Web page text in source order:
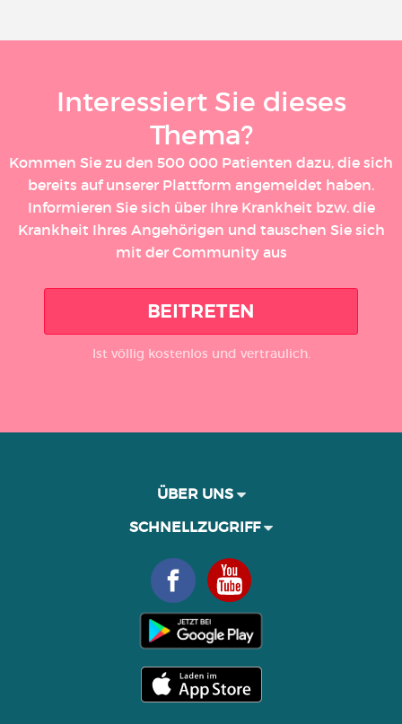
Interessiert Sie dieses
Thema?
Kommen Sie zu den 500 000 Patienten dazu, die sich
bereits auf unserer Plattform angemeldet haben.
Informieren Sie sich über Ihre Krankheit bzw. die
Krankheit Ihres Angehörigen und tauschen Sie sich
mit der Community aus
BEITRETEN
Ist völlig kostenlos und vertraulich.
ÜBER UNS
SCHNELLZUGRIFF